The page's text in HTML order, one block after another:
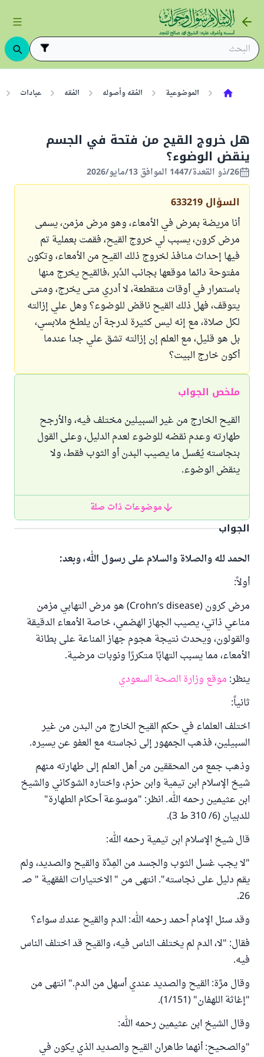
الموضوعية الفقه وأصوله الفقه عبادات
هل خروج القيح من فتحة في الجسم
ينقض الوضوء؟
26/ذو القعدة/1447 الموافق 13/مايو/2026
السؤال 633219
أنا مريضة بمرض في الأمعاء، وهو مرض مزمن، يسمى
مرض كرون، يسبب لي خروج القيح، فقمت بعملية تم
فيها إحداث منافذ لخروج ذلك القيح من الأمعاء، وتكون
مفتوحة دائما موقعها بجانب الدُبر ،فالقيح يخرج منها
باستمرار في أوقات متقطعة، لا أدري متى يخرج، ومتى
يتوقف، فهل ذلك القيح ناقض للوضوء؟ وهل علي إزالته
لكل صلاة، مع إنه ليس كثيرة لدرجة أن يلطخ ملابسي،
بل هو قليل، مع العلم إن إزالته تشق علي جدا عندما
أكون خارج البيت؟
ملخص الجواب
القيح الخارج من غير السبيلين مختلف فيه، والأرجح
طهارته وعدم نقضه للوضوء لعدم الدليل، وعلى القول
بنجاسته يُغسل ما يصيب البدن أو الثوب فقط، ولا
ينقض الوضوء.
موضوعات ذات صلة
الجواب
الحمد لله والصلاة والسلام على رسول الله، وبعد:
أولاً:
مرض كرون (Crohn’s disease) هو مرض التهابي مزمن
مناعي ذاتي، يصيب الجهاز الهضمي، خاصة الأمعاء الدقيقة
والقولون، ويحدث نتيجة هجوم جهاز المناعة على بطانة
الأمعاء، مما يسبب التهابًا متكررًا ونوبات مرضية.
ينظر: موقع وزارة الصحة السعودي
ثانياً:
اختلف العلماء في حكم القيح الخارج من البدن من غير
السبيلين، فذهب الجمهور إلى نجاسته مع العفو عن يسيره.
وذهب جمع من المحققين من أهل العلم إلى طهارته منهم
شيخ الإسلام ابن تيمية وابن حزم، واختاره الشوكاني والشيخ
ابن عثيمين رحمه الله. انظر: "موسوعة أحكام الطهارة"
للدبيان (6/ 310 ط 3).
قال شيخ الإسلام ابن تيمية رحمه الله:
"لا يجب غسل الثوب والجسد من المِدَّة والقيح والصديد، ولم
يقم دليل على نجاسته". انتهى من " الاختيارات الفقهية " صـ
26.
وقد سئل الإمام أحمد رحمه الله: الدم والقيح عندك سواء؟
فقال: "لا، الدم لم يختلف الناس فيه، والقيح قد اختلف الناس
فيه.
وقال مرَّة: القيح والصديد عندي أسهل من الدم." انتهى من
"إغاثة اللهفان" (1/151).
وقال الشيخ ابن عثيمين رحمه الله:
"والصحيح: أنهما طاهران ‌القيح والصديد الذي يكون في